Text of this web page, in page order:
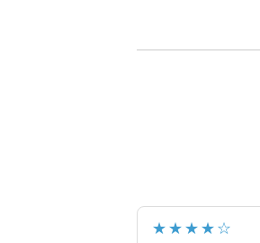
レンズ直径
2021年にはブルーラ
より可愛く、より瞳
★★★★☆